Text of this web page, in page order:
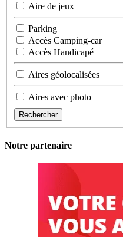
Aire de jeux
Parking
Accès Camping-car
Accès Handicapé
Aires géolocalisées
Aires avec photo
Rechercher
Notre partenaire